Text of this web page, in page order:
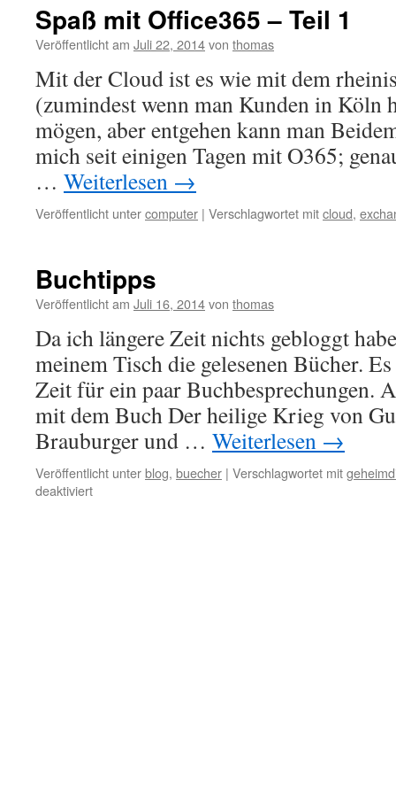
Spaß mit Office365 – Teil 1
Veröffentlicht am Juli 22, 2014von thomas
Mit der Cloud ist es wie mit dem
(zumindest wenn man Kunden in Köln
mögen, aber entgehen kann man
mich seit einigen Tagen mit O365;
… Weiterlesen →
Veröffentlicht untercomputer | Verschlagwortet mitcloud,
Buchtipps
Veröffentlicht am Juli 16, 2014von thomas
Da ich längere Zeit nichts gebloggt
meinem Tisch die gelesenen Bücher.
Zeit für ein paar Buchbesprechungen.
mit dem Buch Der heilige Krieg von
Brauburger und … Weiterlesen →
Veröffentlicht unterblog, buecher | Verschlagwortet mit
deaktiviertfür